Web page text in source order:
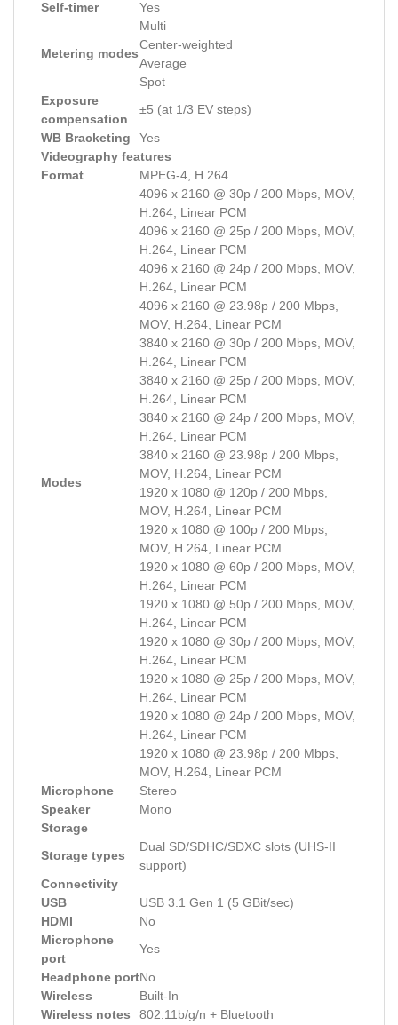
Self-timer Yes
Metering modes
Multi
Center-weighted
Average
Spot
Exposure
compensation
±5 (at 1/3 EV steps)
WB Bracketing
Yes
Videography features
Format
MPEG-4, H.264
Modes
4096 x 2160 @ 30p / 200 Mbps, MOV,
H.264, Linear PCM
4096 x 2160 @ 25p / 200 Mbps, MOV,
H.264, Linear PCM
4096 x 2160 @ 24p / 200 Mbps, MOV,
H.264, Linear PCM
4096 x 2160 @ 23.98p / 200 Mbps,
MOV, H.264, Linear PCM
3840 x 2160 @ 30p / 200 Mbps, MOV,
H.264, Linear PCM
3840 x 2160 @ 25p / 200 Mbps, MOV,
H.264, Linear PCM
3840 x 2160 @ 24p / 200 Mbps, MOV,
H.264, Linear PCM
3840 x 2160 @ 23.98p / 200 Mbps,
MOV, H.264, Linear PCM
1920 x 1080 @ 120p / 200 Mbps,
MOV, H.264, Linear PCM
1920 x 1080 @ 100p / 200 Mbps,
MOV, H.264, Linear PCM
1920 x 1080 @ 60p / 200 Mbps, MOV,
H.264, Linear PCM
1920 x 1080 @ 50p / 200 Mbps, MOV,
H.264, Linear PCM
1920 x 1080 @ 30p / 200 Mbps, MOV,
H.264, Linear PCM
1920 x 1080 @ 25p / 200 Mbps, MOV,
H.264, Linear PCM
1920 x 1080 @ 24p / 200 Mbps, MOV,
H.264, Linear PCM
1920 x 1080 @ 23.98p / 200 Mbps,
MOV, H.264, Linear PCM
Microphone
Stereo
Speaker
Mono
Storage
Storage types
Dual SD/SDHC/SDXC slots (UHS-II
support)
Connectivity
USB
USB 3.1 Gen 1 (5 GBit/sec)
HDMI
No
Microphone
port
Yes
Headphone portNo
Wireless
Built-In
Wireless notes
802.11b/g/n + Bluetooth